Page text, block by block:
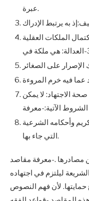
عبرة.
الملكات العقلية
اجتهاده.2-شروط صحة الاجتهاد: لا يمكن
وأحكامه الشرعية
التي جاء بها.
مصادرها .-معرفة مقاصد
ليلتزم في اجتهاده
حمايتها. لأن فهم النصوص